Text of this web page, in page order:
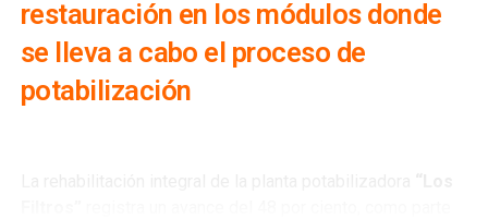
restauración en los módulos donde
se lleva a cabo el proceso de
potabilización